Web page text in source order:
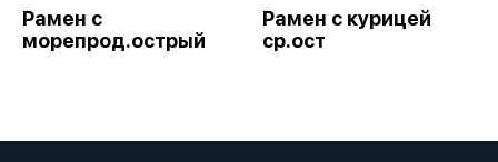
Рамен с
морепрод.острый
Рамен с курицей
ср.ост